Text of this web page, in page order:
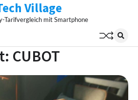
Village
Tarifvergleich mit Smartphone
CUBOT